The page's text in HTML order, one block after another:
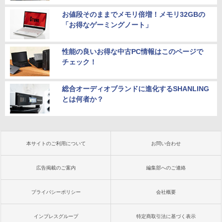
お値段そのままでメモリ倍増！メモリ32GBの
「お得なゲーミングノート」
性能の良いお得な中古PC情報はこのページで
チェック！
総合オーディオブランドに進化するSHANLING
とは何者か？
本サイトのご利用について お問い合わせ
広告掲載のご案内 編集部へのご連絡
プライバシーポリシー 会社概要
インプレスグループ 特定商取引法に基づく表示